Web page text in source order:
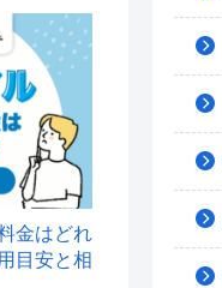
金はどれ
目安と相